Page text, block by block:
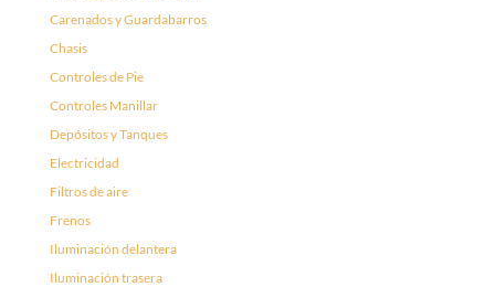
Carenados y Guardabarros
Chasis
Controles de Pie
Controles Manillar
Depósitos y Tanques
Electricidad
Filtros de aire
Frenos
Iluminación delantera
Iluminación trasera